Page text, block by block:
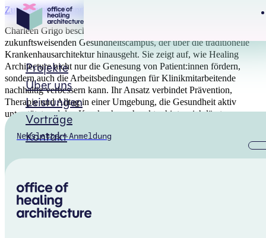
Zum Hauptinhalt springen
Projekte
Über uns
Leistungen
Vorträge
Kontakt
Charleen Grigo beschreibt in diesem Interview ihre Vision eines
zukunftsweisenden Gesundheitscampus, der über die traditionelle
Krankenhausarchitektur hinausgeht. Sie zeigt auf, wie Healing
Architecture nicht nur die Genesung von Patient:innen fördern,
sondern auch die Arbeitsbedingungen für Klinikmitarbeitende
nachhaltig verbessern kann. Ihr Ansatz verbindet Prävention,
Therapie und Alltag in einer Umgebung, die Gesundheit aktiv
unterstützt und den Krankenhauscharakter hinter sich lässt.
Newsletter-Anmeldung